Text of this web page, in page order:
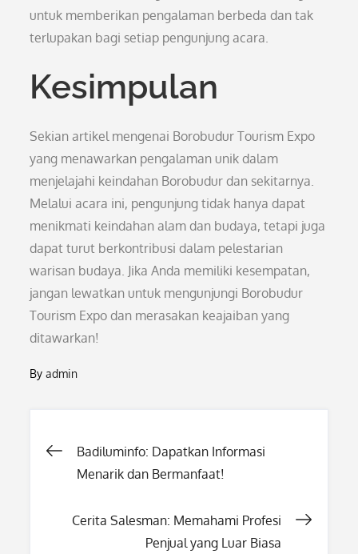
untuk memberikan pengalaman berbeda dan tak
terlupakan bagi setiap pengunjung acara.
Kesimpulan
Sekian artikel mengenai Borobudur Tourism Expo
yang menawarkan pengalaman unik dalam
menjelajahi keindahan Borobudur dan sekitarnya.
Melalui acara ini, pengunjung tidak hanya dapat
menikmati keindahan alam dan budaya, tetapi juga
dapat turut berkontribusi dalam pelestarian
warisan budaya. Jika Anda memiliki kesempatan,
jangan lewatkan untuk mengunjungi Borobudur
Tourism Expo dan merasakan keajaiban yang
ditawarkan!
Byadmin
Post
Badiluminfo: Dapatkan Informasi
Menarik dan Bermanfaat!
Cerita Salesman: Memahami Profesi
Penjual yang Luar Biasa